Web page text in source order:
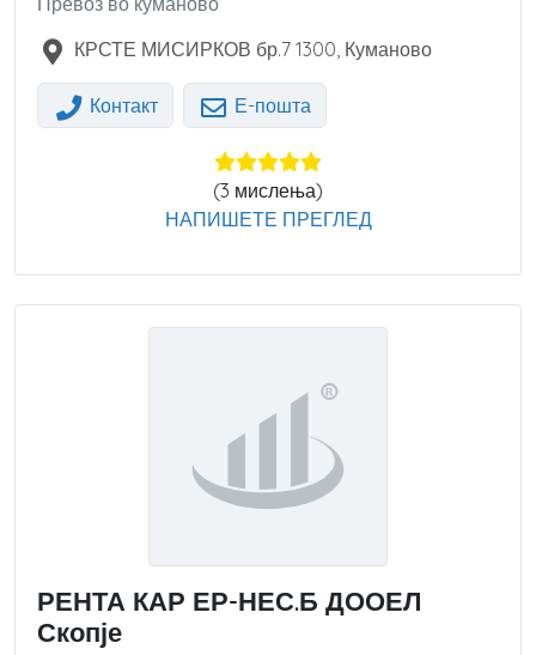
КРСТЕ МИСИРКОВ бр.7 1300, Куманово
Контакт Е-пошта
(3 мислења)
НАПИШЕТЕ ПРЕГЛЕД
РЕНТА КАР ЕР-НЕС.Б ДООЕЛ
Скопје